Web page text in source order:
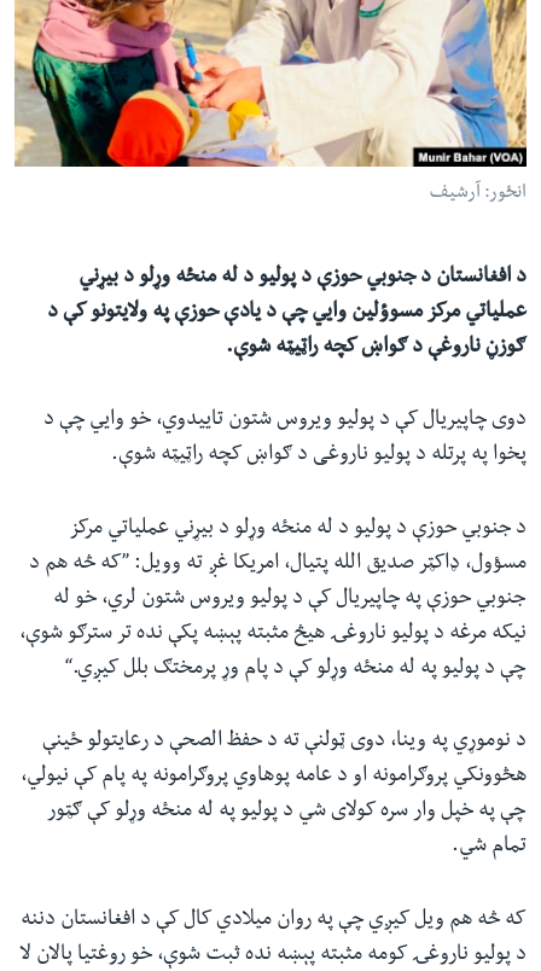
شئ
لټون
ځای
ته
لاړ
شئ
له مونږ سره په تماس کې پاتې شئ
ژبې
انځور: آرشیف
د افغانستان دجنوبي حوزې د پولیو د له منځه وړلو د بیړني
عملیاتي مرکزمسوؤلین وایي چې د یادې حوزې په ولایتونو کېد
ګوزڼناروغې د ګواښ کچه راټیټه شوې.
دوی چاپیریال کې د پولیو ویروس شتون تاییدوي، خو وایي چې د
پخوا په پرتله د پولیو ناروغی د ګواښ کچه راټیټه شوې.
د جنوبي حوزې د پولیو د له منځه وړلو د بیړني عملیاتي مرکز
مسؤول، ډاکټر صدیق الله پتیال، امریکا غږ ته وویل: ”که څه هم د
جنوبي حوزې په چاپیریال کې د پولیو ویروس شتون لري، خو له
نیکه مرغه د پولیو ناروغۍ هیڅ مثبته پېښه پکې نده تر سترګو شوې،
چې د پولیو په له منځه وړلو کې د پام وړ پرمختګ بلل کیږي.“
د نوموړي په وینا، دوی ټولنې ته د حفظ الصحې د رعایتولو ځینې
هڅوونکي پروګرامونه او د عامه پوهاوي پروګرامونه په پام کې نیولي،
چې په خپل وار سره کولای شي د پولیو په له منځه وړلو کې ګټور
تمام شي.
که څه هم ویل کیږي چې په روان میلادي کال کې د افغانستان دننه
د پولیو ناروغۍ کومه مثبته پېښه نده ثبت شوې، خو روغتیا پالان لا